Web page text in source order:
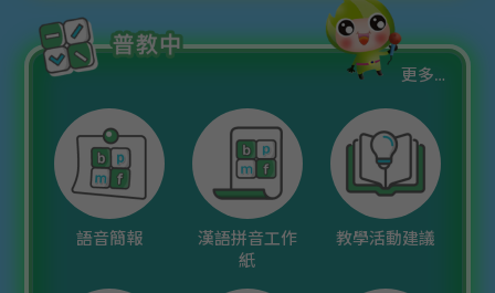
語音簡報
漢語拼音工作
紙
教學活動建議
更多…